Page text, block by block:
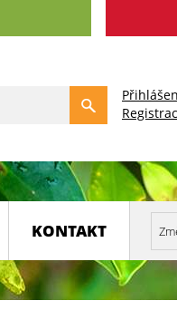
KONTAKT